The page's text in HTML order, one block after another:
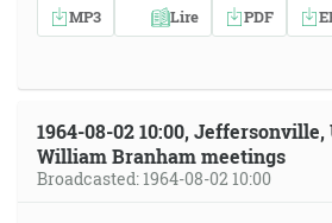
MP3 Lire PDF
1964-08-02 10:00,
William Branham meetings
Broadcasted: 1964-08-02 10:00